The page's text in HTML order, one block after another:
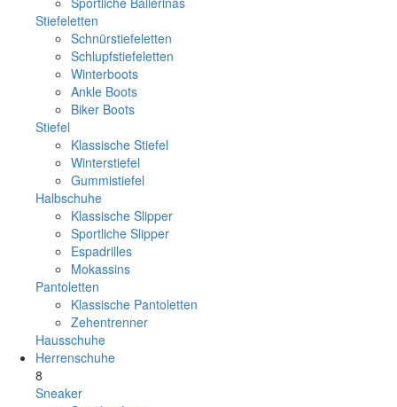
Stiefeletten
Schnürstiefeletten
Schlupfstiefeletten
Winterboots
Ankle Boots
Biker Boots
Stiefel
Klassische Stiefel
Winterstiefel
Gummistiefel
Halbschuhe
Klassische Slipper
Sportliche Slipper
Espadrilles
Mokassins
Pantoletten
Klassische Pantoletten
Zehentrenner
Hausschuhe
Herrenschuhe
8
Sneaker